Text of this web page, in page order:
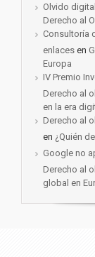
Olvido
Derecho al
Consultoría
enlaces en
Europa
IV Premio
Derecho al
en la era
Derecho al
en ¿Quién
Google no
Derecho al
global en